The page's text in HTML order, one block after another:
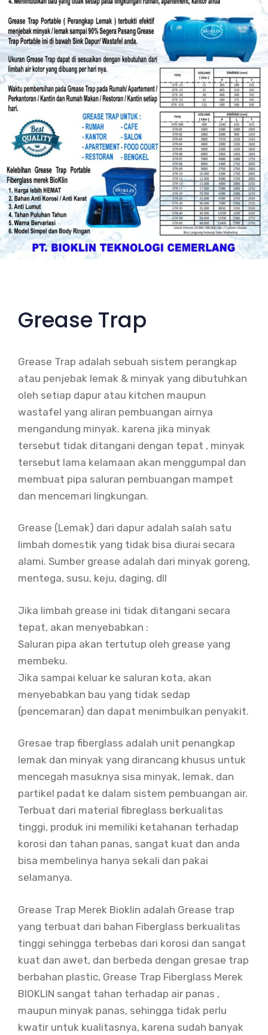
Grease Trap
Grease Trap adalah sebuah sistem perangkap
atau penjebak lemak & minyak yang dibutuhkan
oleh setiap dapur atau kitchen maupun
wastafel yang aliran pembuangan airnya
mengandung minyak. karena jika minyak
tersebut tidak ditangani dengan tepat , minyak
tersebut lama kelamaan akan menggumpal dan
membuat pipa saluran pembuangan mampet
dan mencemari lingkungan.
Grease (Lemak) dari dapur adalah salah satu
limbah domestik yang tidak bisa diurai secara
alami. Sumber grease adalah dari minyak goreng,
mentega, susu, keju, daging, dll
Jika limbah grease ini tidak ditangani secara
tepat, akan menyebabkan :
Saluran pipa akan tertutup oleh grease yang
membeku.
Jika sampai keluar ke saluran kota, akan
menyebabkan bau yang tidak sedap
(pencemaran) dan dapat menimbulkan penyakit.
Gresae trap fiberglass adalah unit penangkap
lemak dan minyak yang dirancang khusus untuk
mencegah masuknya sisa minyak, lemak, dan
partikel padat ke dalam sistem pembuangan air.
Terbuat dari material fibreglass berkualitas
tinggi, produk ini memiliki ketahanan terhadap
korosi dan tahan panas, sangat kuat dan anda
bisa membelinya hanya sekali dan pakai
selamanya.
Grease Trap Merek Bioklin adalah Grease trap
yang terbuat dari bahan Fiberglass berkualitas
tinggi sehingga terbebas dari korosi dan sangat
kuat dan awet, dan berbeda dengan gresae trap
berbahan plastic, Grease Trap Fiberglass Merek
BIOKLIN sangat tahan terhadap air panas ,
maupun minyak panas, sehingga tidak perlu
kwatir untuk kualitasnya, karena sudah banyak